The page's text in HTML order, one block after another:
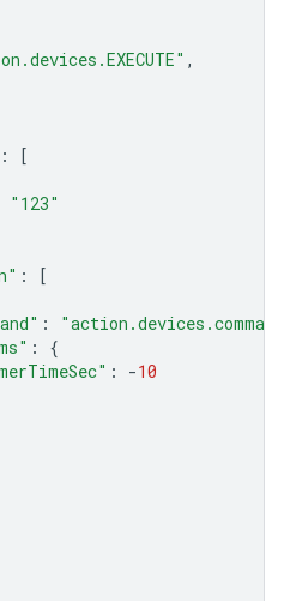
,
:
[
"123"
:
[
:
:
{
: -10